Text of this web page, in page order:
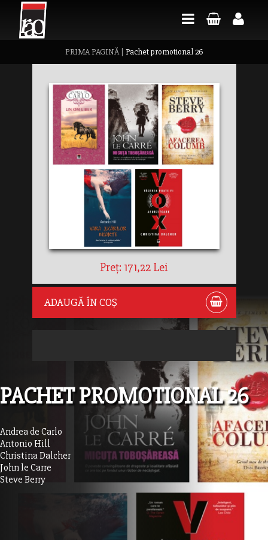
PRIMA PAGINĂ| Pachet promotional 26
Preț: 171,22 Lei
ADAUGĂ ÎN COȘ
PACHET PROMOTIONAL 26
Andrea de Carlo
Antonio Hill
Christina Dalcher
John le Carre
Steve Berry